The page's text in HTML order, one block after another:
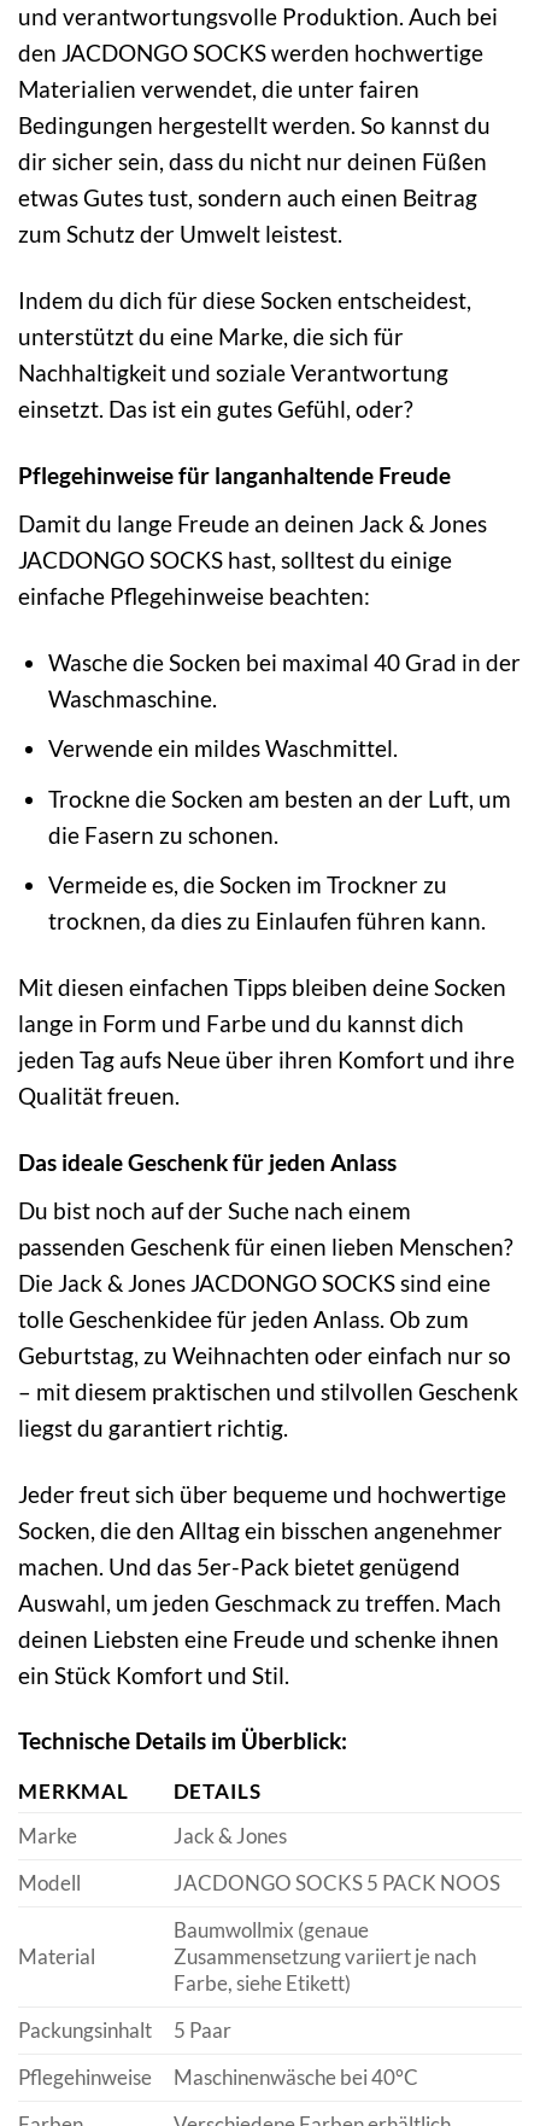
und verantwortungsvolle Produktion. Auch bei
den JACDONGO SOCKS werden hochwertige
Materialien verwendet, die unter fairen
Bedingungen hergestellt werden. So kannst du
dir sicher sein, dass du nicht nur deinen Füßen
etwas Gutes tust, sondern auch einen Beitrag
zum Schutz der Umwelt leistest.
Indem du dich für diese Socken entscheidest,
unterstützt du eine Marke, die sich für
Nachhaltigkeit und soziale Verantwortung
einsetzt. Das ist ein gutes Gefühl, oder?
Pflegehinweise für langanhaltende Freude
Damit du lange Freude an deinen Jack & Jones
JACDONGO SOCKS hast, solltest du einige
einfache Pflegehinweise beachten:
Wasche die Socken bei maximal 40 Grad in der
Waschmaschine.
Verwende ein mildes Waschmittel.
Trockne die Socken am besten an der Luft, um
die Fasern zu schonen.
Vermeide es, die Socken im Trockner zu
trocknen, da dies zu Einlaufen führen kann.
Mit diesen einfachen Tipps bleiben deine Socken
lange in Form und Farbe und du kannst dich
jeden Tag aufs Neue über ihren Komfort und ihre
Qualität freuen.
Das ideale Geschenk für jeden Anlass
Du bist noch auf der Suche nach einem
passenden Geschenk für einen lieben Menschen?
Die Jack & Jones JACDONGO SOCKS sind eine
tolle Geschenkidee für jeden Anlass. Ob zum
Geburtstag, zu Weihnachten oder einfach nur so
– mit diesem praktischen und stilvollen Geschenk
liegst du garantiert richtig.
Jeder freut sich über bequeme und hochwertige
Socken, die den Alltag ein bisschen angenehmer
machen. Und das 5er-Pack bietet genügend
Auswahl, um jeden Geschmack zu treffen. Mach
deinen Liebsten eine Freude und schenke ihnen
ein Stück Komfort und Stil.
Technische Details im Überblick:
MERKMAL
DETAILS
Marke
Jack & Jones
Modell
JACDONGO SOCKS 5 PACK NOOS
Material
Baumwollmix (genaue
Zusammensetzung variiert je nach
Farbe, siehe Etikett)
Packungsinhalt
5 Paar
Pflegehinweise
Maschinenwäsche bei 40°C